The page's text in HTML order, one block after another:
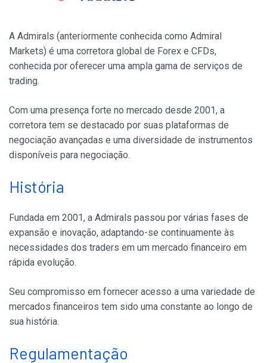
A Admirals (anteriormente conhecida como Admiral
Markets) é uma corretora global de Forex e CFDs,
conhecida por oferecer uma ampla gama de serviços de
trading.
Com uma presença forte no mercado desde 2001, a
corretora tem se destacado por suas plataformas de
negociação avançadas e uma diversidade de instrumentos
disponíveis para negociação.
História
Fundada em 2001, a Admirals passou por várias fases de
expansão e inovação, adaptando-se continuamente às
necessidades dos traders em um mercado financeiro em
rápida evolução.
Seu compromisso em fornecer acesso a uma variedade de
mercados financeiros tem sido uma constante ao longo de
sua história.
Regulamentação